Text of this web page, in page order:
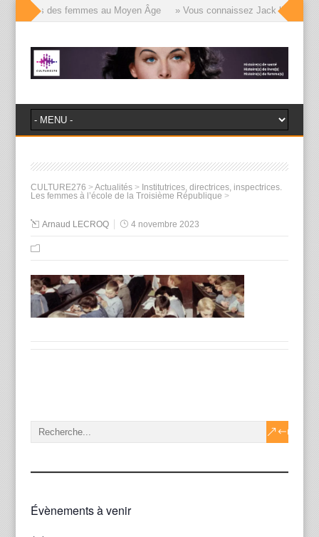
visages des femmes au Moyen Âge » Vous connaissez Jack
CULTURE276 >Actualités> Institutrices, directrices, inspectrices.
Les femmes à l’école de la Troisième République >
Arnaud LECROQ 4 novembre 2023
Évènements à venir